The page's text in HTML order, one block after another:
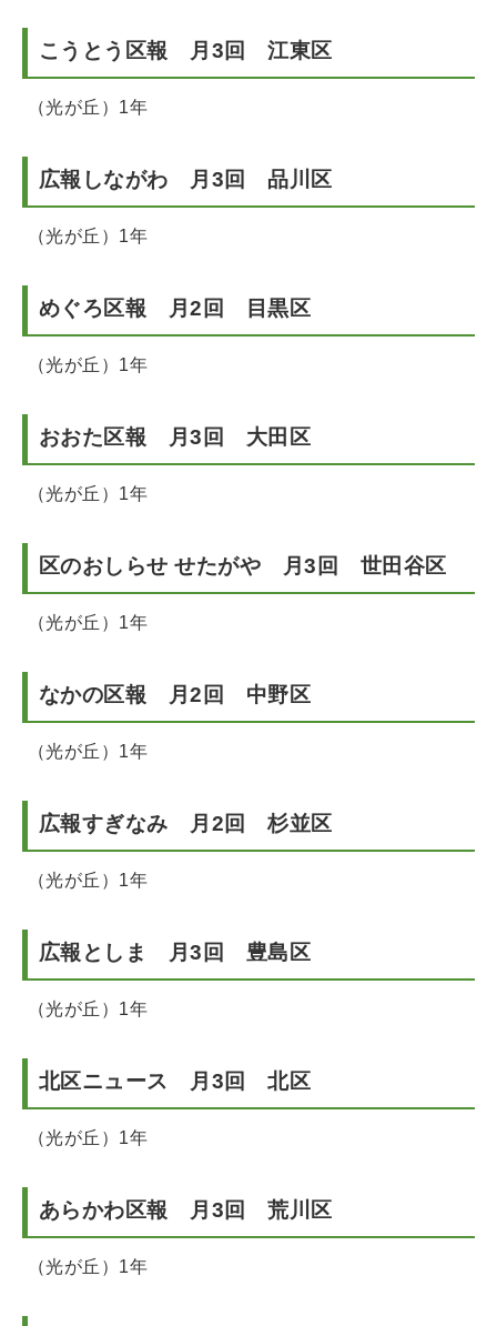
こうとう区報 月3回 江東区
（光が丘）1年
広報しながわ 月3回 品川区
（光が丘）1年
めぐろ区報 月2回 目黒区
（光が丘）1年
おおた区報 月3回 大田区
（光が丘）1年
区のおしらせ せたがや 月3回 世田谷区
（光が丘）1年
なかの区報 月2回 中野区
（光が丘）1年
広報すぎなみ 月2回 杉並区
（光が丘）1年
広報としま 月3回 豊島区
（光が丘）1年
北区ニュース 月3回 北区
（光が丘）1年
あらかわ区報 月3回 荒川区
（光が丘）1年